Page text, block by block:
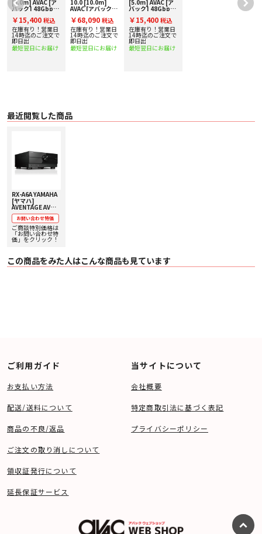
○ 消費電力:500W
○ 寸法（幅×高さ×奥行）:435W×192H×442D mm
（Wi Fi アンテナ直立時435W × 271H × 442D mm)
○ 質量:20.3kg
○ 付属品:リモコン、単4 乾電池（2本）、AMアンテナ、FMアンテナ、YPAOマ
イク、YPAO 3D測定用マイクベース/ポール、電源コード、スタートアップガイ
[5.0m] AVAC [ア
バック] 48Gbps
ル
￥15,400 税込
在庫有り！営業日
14時迄のご注文で
即日出
最短翌日にお届け
10.0 [10.0m]
AVAC [アバック]
対応HDMIケーブ
ル
￥68,090 税込
在庫有り！営業日
14時迄のご注文で
即日出
最短翌日にお届け
[5.0m] AVAC [ア
バック] 48Gbps
ル
￥15,400 税込
在庫有り！営業日
14時迄のご注文で
即日出
最短翌日にお届け
最近閲覧した商品
RX-A6A YAMAHA
[ヤマハ]
AVENTAGE AVア
ンプ 【価格、納期
お問い合わせ用】
下取り査定額20%
アップ実施中！
お問い合わせ特価
ご商談特別価格は
「お問い合わせ特
価」をクリック！
この商品をみた人はこんな商品も見ています
ご利用ガイド
お支払い方法
配送/送料について
商品の不良/返品
ご注文の取り消しについて
領収証発行について
延長保証サービス
当サイトについて
会社概要
特定商取引法に基づく表記
プライバシーポリシー